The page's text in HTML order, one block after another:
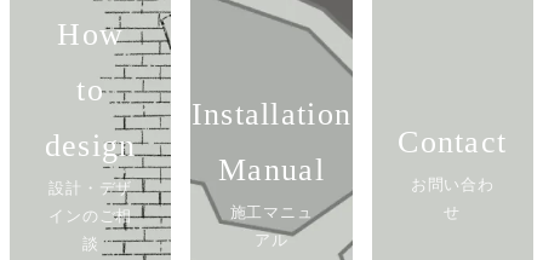
How
to
design
設計・デザ
インのご相
談
Installation
Manual
施工マニュ
アル
Contact
お問い合わ
せ